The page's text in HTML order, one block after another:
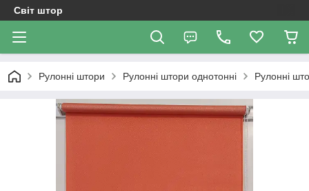
Світ штор
Рулонні штори Рулонні штори однотонні Рулоннi